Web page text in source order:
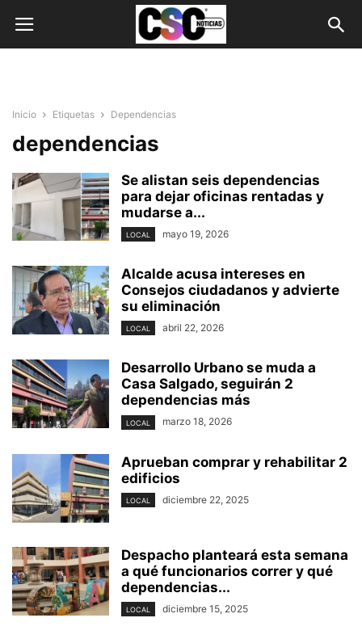
Inicio Etiquetas Dependencias
dependencias
Se alistan seis dependencias
para dejar oficinas rentadas y
mudarse a...
LOCAL mayo 19, 2026
Alcalde acusa intereses en
Consejos ciudadanos y advierte
su eliminación
LOCAL abril 22, 2026
Desarrollo Urbano se muda a
Casa Salgado, seguirán 2
dependencias más
LOCAL marzo 18, 2026
Aprueban comprar y rehabilitar 2
edificios
LOCAL diciembre 22, 2025
Despacho planteará esta semana
a qué funcionarios correr y qué
dependencias...
LOCAL diciembre 15, 2025